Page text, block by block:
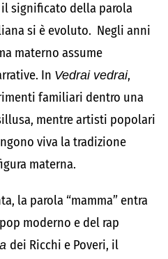
significato della parola
si è evoluto. Negli anni
materno assume
In Vedrai vedrai,
familiari dentro una
mentre artisti popolari
viva la tradizione
materna.
la parola “mamma” entra
moderno e del rap
dei Ricchi e Poveri, il